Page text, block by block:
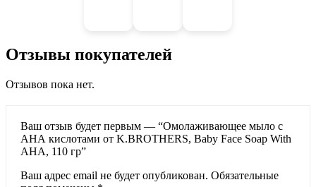
Отзывы покупателей
Отзывов пока нет.
Ваш отзыв будет первым — “Омолаживающее мыло с
АНА кислотами от K.BROTHERS, Baby Face Soap With
AHA, 110 гр”
Ваш адрес email не будет опубликован. Обязательные